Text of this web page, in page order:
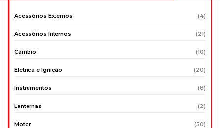
Acessórios Externos (4)
Acessórios Internos (21)
Câmbio (10)
Elétrica e Ignição (20)
Instrumentos (8)
Lanternas (2)
Motor (50)